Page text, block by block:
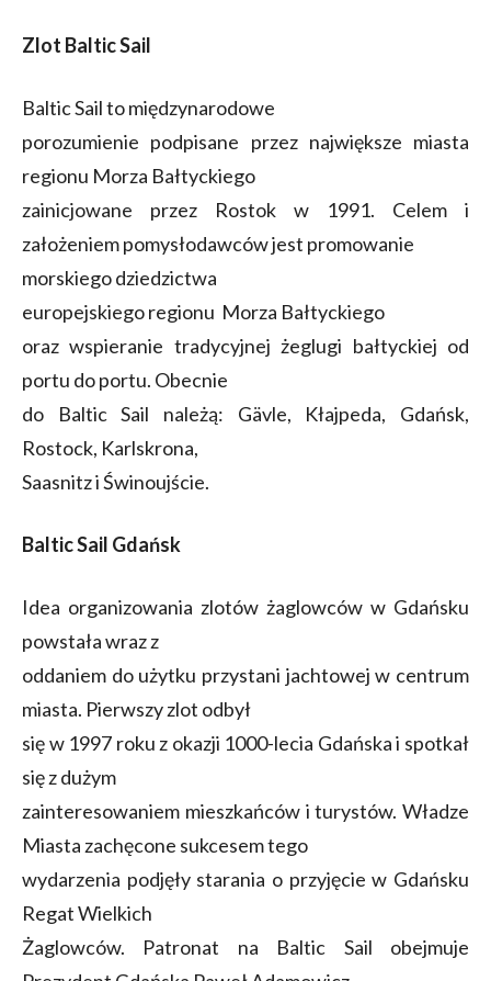
Zlot Baltic Sail
Baltic Sail to międzynarodowe
porozumienie podpisane przez największe miasta
regionu Morza Bałtyckiego
zainicjowane przez Rostok w 1991. Celem i
założeniem pomysłodawców jest promowanie
morskiego dziedzictwa
europejskiego regionu Morza Bałtyckiego
oraz wspieranie tradycyjnej żeglugi bałtyckiej od
portu do portu. Obecnie
do Baltic Sail należą: Gävle, Kłajpeda, Gdańsk,
Rostock, Karlskrona,
Saasnitz i Świnoujście.
Baltic Sail Gdańsk
Idea organizowania zlotów żaglowców w Gdańsku
powstała wraz z
oddaniem do użytku przystani jachtowej w centrum
miasta. Pierwszy zlot odbył
się w 1997 roku z okazji 1000-lecia Gdańska i spotkał
się z dużym
zainteresowaniem mieszkańców i turystów. Władze
Miasta zachęcone sukcesem tego
wydarzenia podjęły starania o przyjęcie w Gdańsku
Regat Wielkich
Żaglowców. Patronat na Baltic Sail obejmuje